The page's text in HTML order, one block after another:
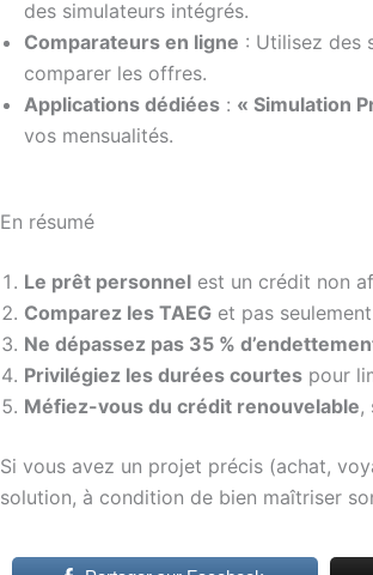
des simulateurs intégrés.
Comparateurs en ligne : Utilisez des
comparer les offres.
Applications dédiées : « Simulation
vos mensualités.
En résumé
Le prêt personnel est un crédit non
Comparez les TAEG et pas
Ne dépassez pas 35 %
Privilégiez les durées courtes pour
Méfiez-vous du crédit renouvelable,
Si vous avez un projet précis (achat,
solution, à condition de bien maîtriser